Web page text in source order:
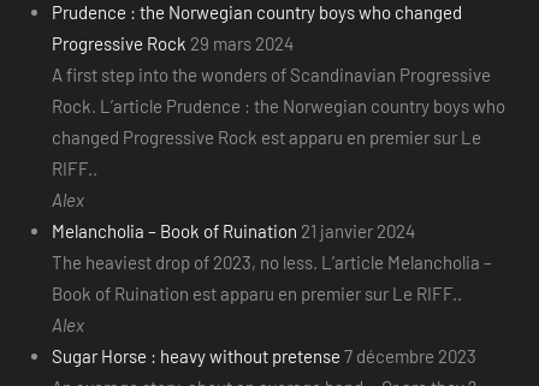
Prudence : the Norwegian country boys who changed
Progressive Rock 29 mars 2024
A first step into the wonders of Scandinavian Progressive
Rock. L’article Prudence : the Norwegian country boys who
changed Progressive Rock est apparu en premier sur Le
RIFF..
Alex
Melancholia – Book of Ruination 21 janvier 2024
The heaviest drop of 2023, no less. L’article Melancholia –
Book of Ruination est apparu en premier sur Le RIFF..
Alex
Sugar Horse : heavy without pretense 7 décembre 2023